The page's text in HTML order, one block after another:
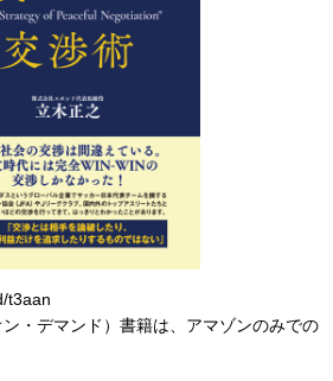
t3aan
・デマンド）書籍は、アマゾンのみでの